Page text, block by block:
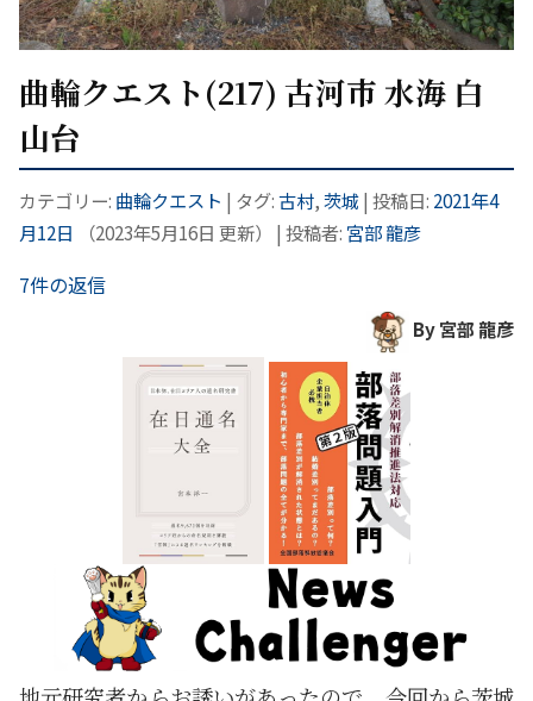
曲輪クエスト(217) 古河市 水海 白
山台
カテゴリー: 曲輪クエスト | タグ:古村,茨城| 投稿日: 2021年4
月12日
（2023年5月16日 更新） | 投稿者: 宮部 龍彦
7件の返信
By 宮部 龍彦